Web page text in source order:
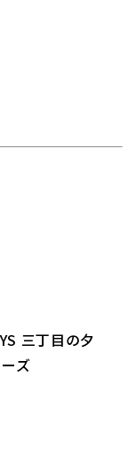
三丁目の夕
ズ